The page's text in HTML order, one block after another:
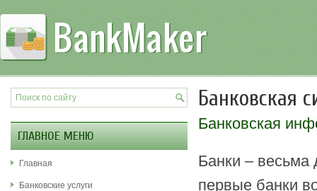
Банковская
Банковская
Банки – весьма
первые банки
ГЛАВНОЕ МЕНЮ
Главная
Банковские услуги